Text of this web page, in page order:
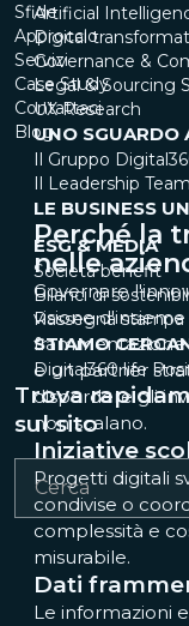
Artificial
Digital
Governance &
Legal & Sourcing
UX Research
UNO SGUARDO
Il Gruppo
Il Leadership Team
LE BUSINESS
ESG & MEDIA
Società benefit
Bilanci di
Rassegna stampa
STIAMO
Digital360 life
Trova
sul sito
Sfide
Approccio
Servizi
Case Study
Contattaci
Blog
Perché la
nelle
Governare
visione
frammentazione
e un partner
disperdere gli
non scalano.
Iniziative
Progetti digitali
condivise o
complessità e
misurabile.
Dati
Le informazioni